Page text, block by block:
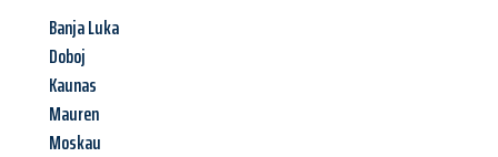
Banja Luka
Doboj
Kaunas
Mauren
Moskau